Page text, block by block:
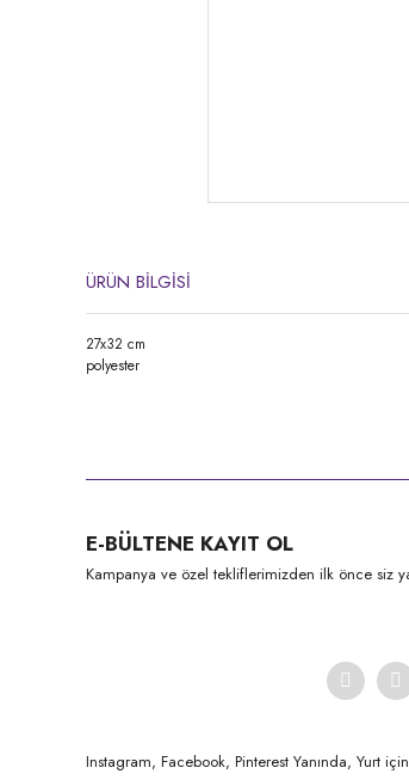
ÜRÜN BİLGİSİ
27x32 cm
polyester
Ürün açıklamasında eksik bilgiler bulunuyor.
Ürün bilgilerinde hatalar bulunuyor.
E-BÜLTENE KAYIT OL
Kampanya ve özel tekliflerimizden ilk önce siz
Instagram, Facebook, Pinterest Yanında, Yurt